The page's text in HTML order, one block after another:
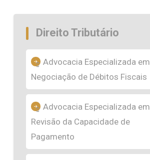
Direito Tributário
Advocacia Especializada em
Negociação de Débitos Fiscais
Advocacia Especializada em
Revisão da Capacidade de
Pagamento